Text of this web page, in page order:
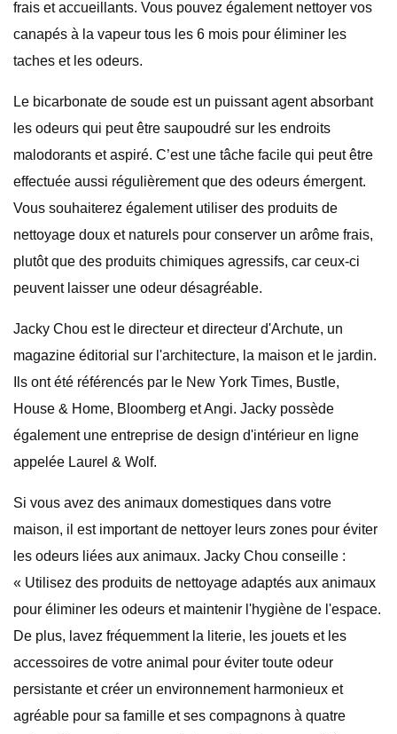
frais et accueillants. Vous pouvez également nettoyer vos
canapés à la vapeur tous les 6 mois pour éliminer les
taches et les odeurs.
Le bicarbonate de soude est un puissant agent absorbant
les odeurs qui peut être saupoudré sur les endroits
malodorants et aspiré. C’est une tâche facile qui peut être
effectuée aussi régulièrement que des odeurs émergent.
Vous souhaiterez également utiliser des produits de
nettoyage doux et naturels pour conserver un arôme frais,
plutôt que des produits chimiques agressifs, car ceux-ci
peuvent laisser une odeur désagréable.
Jacky Chou est le directeur et directeur d'Archute, un
magazine éditorial sur l'architecture, la maison et le jardin.
Ils ont été référencés par le New York Times, Bustle,
House & Home, Bloomberg et Angi. Jacky possède
également une entreprise de design d'intérieur en ligne
appelée Laurel & Wolf.
Si vous avez des animaux domestiques dans votre
maison, il est important de nettoyer leurs zones pour éviter
les odeurs liées aux animaux. Jacky Chou conseille :
« Utilisez des produits de nettoyage adaptés aux animaux
pour éliminer les odeurs et maintenir l'hygiène de l'espace.
De plus, lavez fréquemment la literie, les jouets et les
accessoires de votre animal pour éviter toute odeur
persistante et créer un environnement harmonieux et
agréable pour sa famille et ses compagnons à quatre